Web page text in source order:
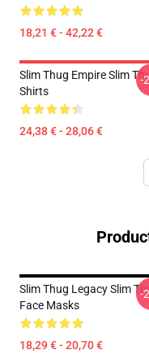
18,21 € - 42,22 €
Slim Thug Empire Slim
Shirts
24,38 € - 28,06 €
-
Slim Thug Legacy Slim
Face Masks
18,29 € - 20,70 €
-